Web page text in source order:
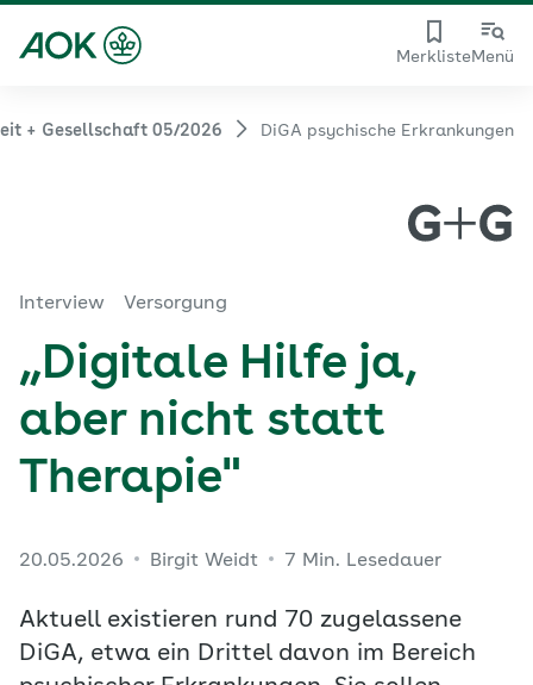
MerklisteMenü
+ Gesellschaft 05/2026 DiGA psychische Erkrankungen
Interview Versorgung
„Digitale Hilfe ja,
aber nicht statt
Therapie"
20.05.2026 Birgit Weidt 7 Min. Lesedauer
Aktuell existieren rund 70 zugelassene
DiGA, etwa ein Drittel davon im Bereich